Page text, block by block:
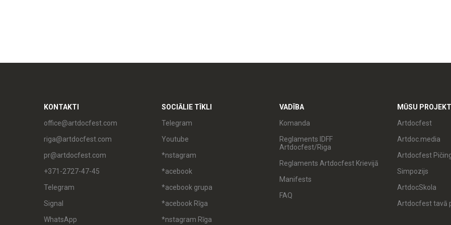
KONTAKTI
office@artdocfest.com
riga@artdocfest.com
pr@artdocfest.com
+371-2727-47-45
Telegram
Signal
WhatsApp
SOCIĀLIE TĪKLI
Telegram
Youtube
*nstagram
*acebook
*acebook grupa
*acebook Rīga
*nstagram Rīga
VADĪBA
Komanda
Reglaments IDFF
Artdocfest/Riga
Reglaments Artdocfest Krievijā
Manifests
FAQ
MŪSU PROJEKTI
Artdocfest
Artdoc.media
Artdocfest
Simpozijs
ArtdocSkola
Artdocfest tavā